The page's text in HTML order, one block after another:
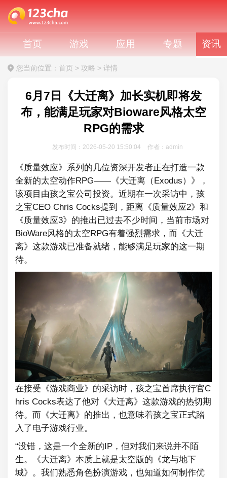
首页 游戏 应用 专题 资讯
您当前位置： 首页 > 攻略 > 详情
6月7日《大迁离》加长实机即将发
布，能满足玩家对Bioware风格太空
RPG的需求
发布时间：2026-05-20 15:50:04 作者：admin
《质量效应》系列的几位资深开发者正在打造一款
全新的太空动作RPG——《大迁离（Exodus）》，
该项目由孩之宝公司投资。近期在一次采访中，孩
之宝CEO Chris Cocks提到，距离《质量效应2》和
《质量效应3》的推出已过去不少时间，当前市场对
BioWare风格的太空RPG有着强烈需求，而《大迁
离》这款游戏已准备就绪，能够满足玩家的这一期
待。
在接受《游戏商业》的采访时，孩之宝首席执行官C
hris Cocks表达了他对《大迁离》这款游戏的热切期
待。而《大迁离》的推出，也意味着孩之宝正式踏
入了电子游戏行业。
“没错，这是一个全新的IP，但对我们来说并不陌
生。《大迁离》本质上就是太空版的《龙与地下
城》。我们熟悉角色扮演游戏，也知道如何制作优